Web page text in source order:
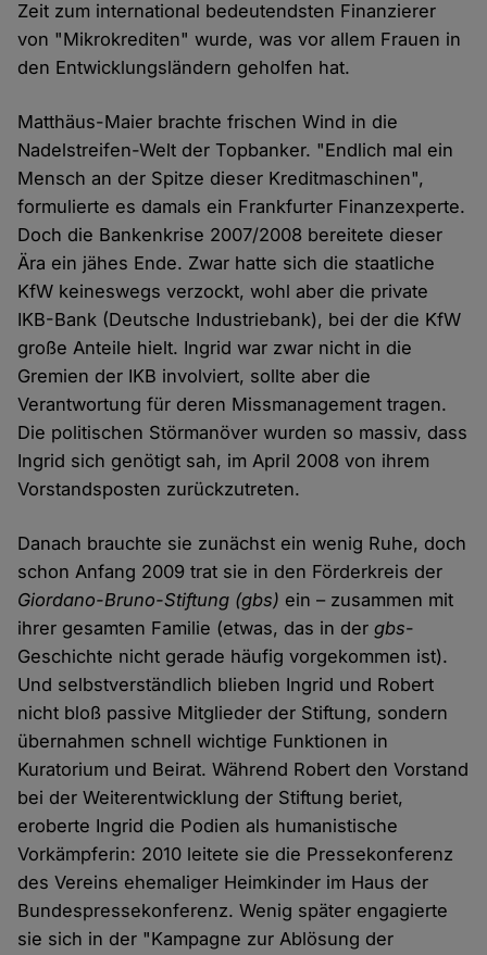
Zeit zum international bedeutendsten Finanzierer
von "Mikrokrediten" wurde, was vor allem Frauen in
den Entwicklungsländern geholfen hat.
Matthäus-Maier brachte frischen Wind in die
Nadelstreifen-Welt der Topbanker. "Endlich mal ein
Mensch an der Spitze dieser Kreditmaschinen",
formulierte es damals ein Frankfurter Finanzexperte.
Doch die Bankenkrise 2007/2008 bereitete dieser
Ära ein jähes Ende. Zwar hatte sich die staatliche
KfW keineswegs verzockt, wohl aber die private
IKB-Bank (Deutsche Industriebank), bei der die KfW
große Anteile hielt. Ingrid war zwar nicht in die
Gremien der IKB involviert, sollte aber die
Verantwortung für deren Missmanagement tragen.
Die politischen Störmanöver wurden so massiv, dass
Ingrid sich genötigt sah, im April 2008 von ihrem
Vorstandsposten zurückzutreten.
Danach brauchte sie zunächst ein wenig Ruhe, doch
schon Anfang 2009 trat sie in den Förderkreis der
Giordano-Bruno-Stiftung (gbs) ein – zusammen mit
ihrer gesamten Familie (etwas, das in dergbs-
Geschichte nicht gerade häufig vorgekommen ist).
Und selbstverständlich blieben Ingrid und Robert
nicht bloß passive Mitglieder der Stiftung, sondern
übernahmen schnell wichtige Funktionen in
Kuratorium und Beirat. Während Robert den Vorstand
bei der Weiterentwicklung der Stiftung beriet,
eroberte Ingrid die Podien als humanistische
Vorkämpferin: 2010 leitete sie die Pressekonferenz
des Vereins ehemaliger Heimkinder im Haus der
Bundespressekonferenz. Wenig später engagierte
sie sich in der "Kampagne zur Ablösung der